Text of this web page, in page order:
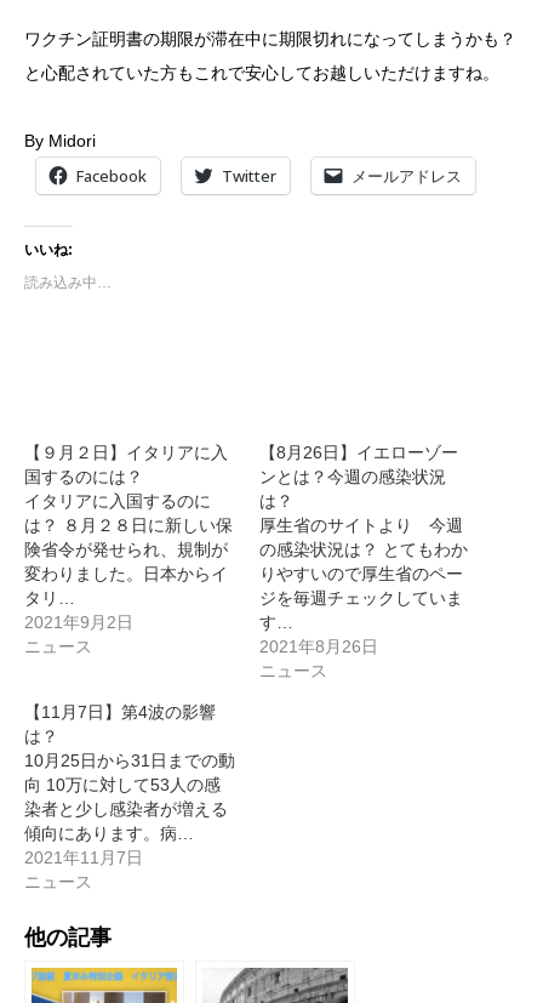
ワクチン証明書の期限が滞在中に期限切れになってしまうかも？
と心配されていた方もこれで安心してお越しいただけますね。
By Midori
Facebook Twitter メールアドレス
いいね:
読み込み中…
【９月２日】イタリアに入
国するのには？
イタリアに入国するのに
は？ ８月２８日に新しい保
険省令が発せられ、規制が
変わりました。日本からイ
タリ…
2021年9月2日
ニュース
【8月26日】イエローゾー
ンとは？今週の感染状況
は？
厚生省のサイトより 今週
の感染状況は？ とてもわか
りやすいので厚生省のペー
ジを毎週チェックしていま
す…
2021年8月26日
ニュース
【11月7日】第4波の影響
は？
10月25日から31日までの動
向 10万に対して53人の感
染者と少し感染者が増える
傾向にあります。病…
2021年11月7日
ニュース
他の記事